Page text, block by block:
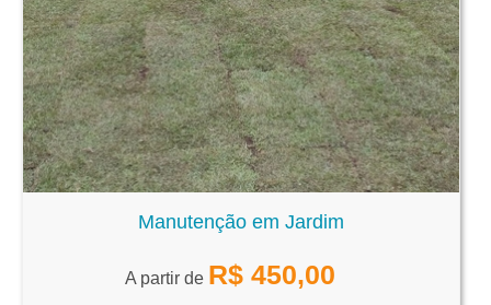
Manutenção em Jardim
A partir de R$ 450,00